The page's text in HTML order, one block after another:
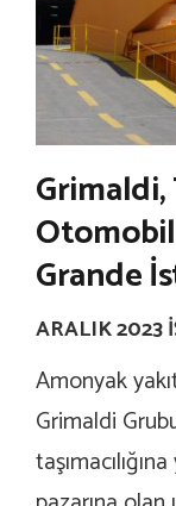
Grimaldi,
Otomobil
Grande
ARALIK 2023
Amonyak
Grimaldi